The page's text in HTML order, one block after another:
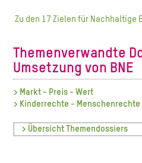
Zu den 17 Zielen für Nachhaltige
Themenverwandte
Umsetzung von BNE
> Markt - Preis - Wert
> Kinderrechte - Menschenrechte
> Übersicht Themendossiers